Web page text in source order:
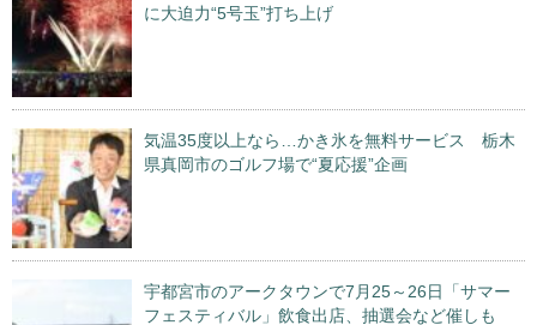
に大迫力“5号玉”打ち上げ
気温35度以上なら…かき氷を無料サービス 栃木
県真岡市のゴルフ場で“夏応援”企画
宇都宮市のアークタウンで7月25～26日「サマー
フェスティバル」飲食出店、抽選会など催しも